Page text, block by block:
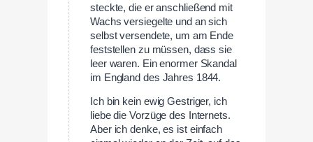
steckte, die er anschließend mit
Wachs versiegelte und an sich
selbst versendete, um am Ende
feststellen zu müssen, dass sie
leer waren. Ein enormer Skandal
im England des Jahres 1844.
Ich bin kein ewig Gestriger, ich
liebe die Vorzüge des Internets.
Aber ich denke, es ist einfach